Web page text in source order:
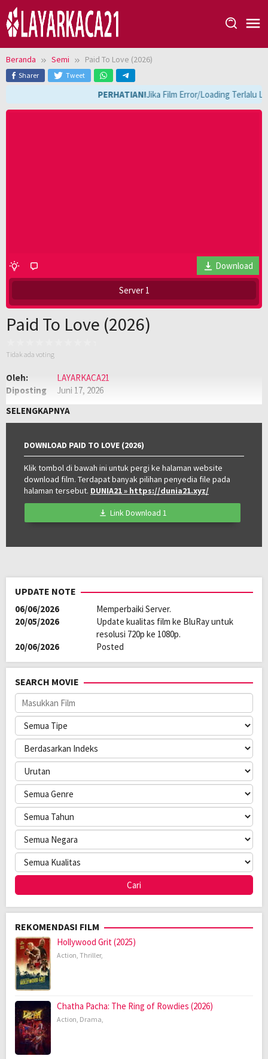
Loncat
ke
konten
Beranda Semi Paid To Love (2026)
Sharer Tweet
PERHATIAN!Jika Film Error/Loading Terlalu
Download
Server 1
Paid To Love (2026)
Tidak ada voting
Oleh:
LAYARKACA21
Diposting
Juni 17, 2026
Kualitas:
HD
Negara:
Philippines
SELENGKAPNYA
DOWNLOAD PAID TO LOVE (2026)
Klik tombol di bawah ini untuk pergi ke halaman website
download film. Terdapat banyak pilihan penyedia file pada
halaman tersebut. DUNIA21» https://dunia21.xyz/
Link Download 1
UPDATE NOTE
06/06/2026
Memperbaiki Server.
20/05/2026
Update kualitas film ke BluRay untuk
resolusi 720p ke 1080p.
20/06/2026
Posted
SEARCH MOVIE
REKOMENDASI FILM
Hollywood Grit (2025)
Action, Thriller,
Chatha Pacha: The Ring of Rowdies (2026)
Action, Drama,